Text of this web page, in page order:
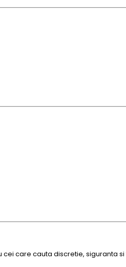
care cauta discretie, siguranta